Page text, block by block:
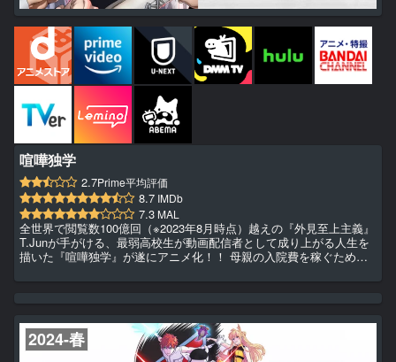
喧嘩独学
2.7Prime平均評価
8.7 IMDb
7.3 MAL
全世界で閲覧数100億回（※2023年8月時点）越えの『外見至上主義』
T.Junが手がける、最弱高校生が動画配信者として成り上がる人生を
描いた『喧嘩独学』が遂にアニメ化！！ 母親の入院費を稼ぐため貧
では不良のハマケンからゴミのように扱われ、負け組人生に日々絶望
間に広がり、一晩でまさかの1000万再生を突破！！！ ...
2024-春